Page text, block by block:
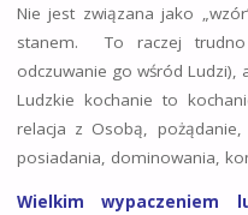
Nie jest związana jako
stanem. To raczej
odczuwanie go wśród Ludzi),
Ludzkie kochanie to
relacja z Osobą,
posiadania, dominowania,
Wielkim